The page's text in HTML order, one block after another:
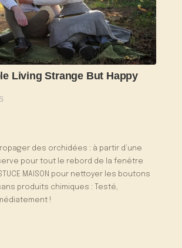
des orchidées : à partir d’une
pour tout le rebord de la fenêtre
MAISON pour nettoyer les boutons
produits chimiques : Testé,
!